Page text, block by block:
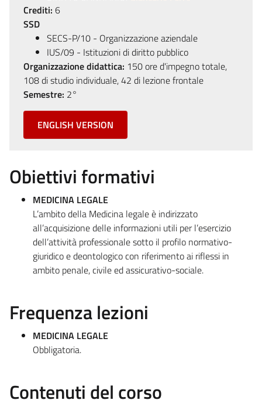
Crediti: 6
SSD
SECS-P/10 - Organizzazione aziendale
IUS/09 - Istituzioni di diritto pubblico
Organizzazione didattica: 150 ore d'impegno totale,
108 di studio individuale, 42 di lezione frontale
Semestre: 2°
ENGLISH VERSION
Obiettivi formativi
MEDICINA LEGALE
L’ambito della Medicina legale è indirizzato
all’acquisizione delle informazioni utili per l’esercizio
dell’attività professionale sotto il profilo normativo-
giuridico e deontologico con riferimento ai riflessi in
ambito penale, civile ed assicurativo-sociale.
Frequenza lezioni
MEDICINA LEGALE
Obbligatoria.
Contenuti del corso